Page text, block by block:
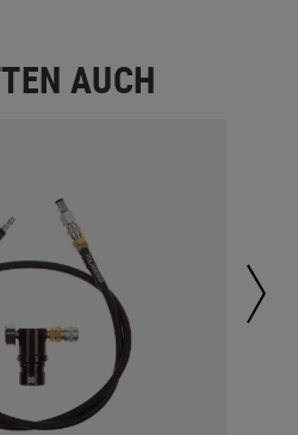
AUCH